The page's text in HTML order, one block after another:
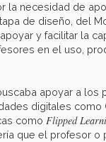
la necesidad de
de diseño, del
y facilitar la
en el uso,
apoyar a los
digitales como
como Flipped
que el profesor o